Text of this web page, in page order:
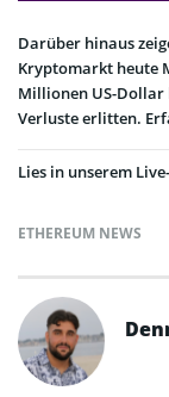
Darüber hinaus
Kryptomarkt heute
Millionen US-Dollar
Verluste erlitten.
Lies in unserem
ETHEREUM NEWS